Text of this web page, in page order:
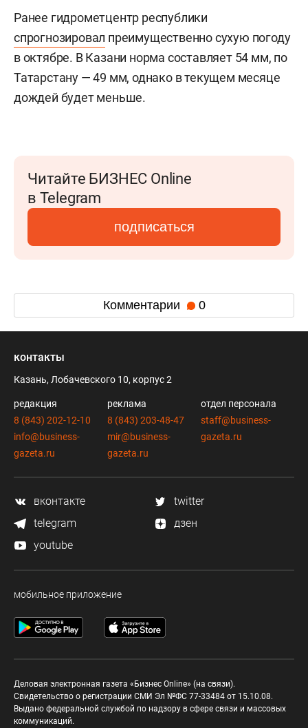
Ранее гидрометцентр республики
спрогнозировал преимущественно сухую погоду
в октябре. В Казани норма составляет 54 мм, по
Татарстану — 49 мм, однако в текущем месяце
дождей будет меньше.
Читайте БИЗНЕС Online
в Telegram
подписаться
Комментарии 0
контакты
Казань, Лобачевского 10, корпус 2
редакция
8 (843) 202-12-10
info@business-
gazeta.ru
реклама
8 (843) 203-48-47
mir@business-
gazeta.ru
отдел персонала
staff@business-
gazeta.ru
вконтакте
twitter
telegram
дзен
youtube
мобильное приложение
Деловая электронная газета «Бизнес Online» (на связи).
Свидетельство о регистрации СМИ Эл №ФС 77-33484 от 15.10.08.
Выдано федеральной службой по надзору в сфере связи и массовых
коммуникаций.